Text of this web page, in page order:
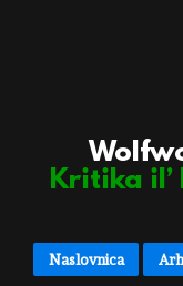
Kritika il’
Naslovnica